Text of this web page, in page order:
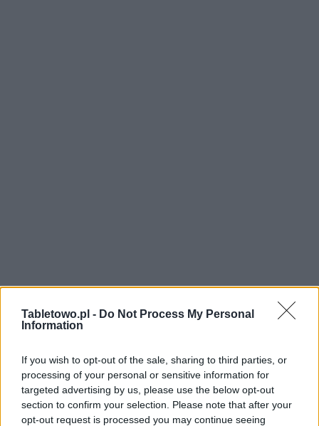
Tabletowo.pl - Do Not Process My Personal
Information
If you wish to opt-out of the sale, sharing to third parties, or
processing of your personal or sensitive information for
targeted advertising by us, please use the below opt-out
section to confirm your selection. Please note that after your
opt-out request is processed you may continue seeing